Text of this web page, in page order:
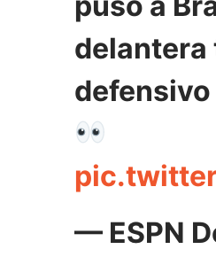
delantera
— ESPN